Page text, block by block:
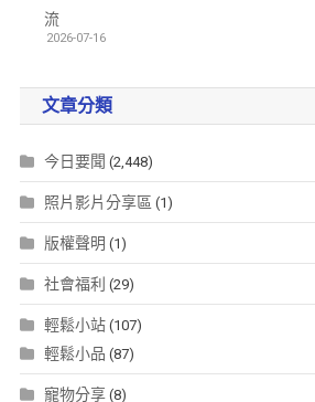
流
2026-07-16
文章分類
今日要聞 (2,448)
照片影片分享區 (1)
版權聲明 (1)
社會福利 (29)
輕鬆小站(107)
輕鬆小品 (87)
寵物分享(8)